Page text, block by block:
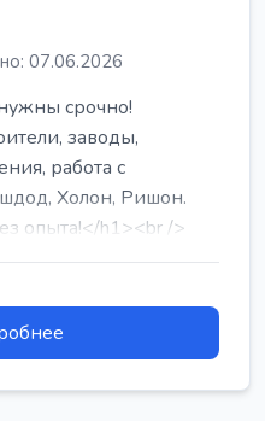
07.06.2026
срочно!
заводы,
работа с
Холон, Ришон.
опыта!</h1><br />